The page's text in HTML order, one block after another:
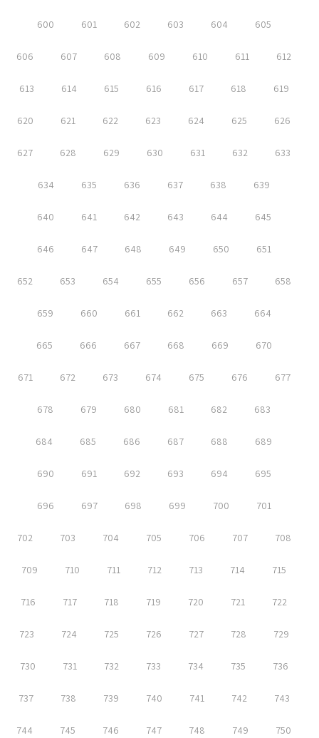
600 601 602 603 604 605
606 607 608 609 610 611 612
613 614 615 616 617 618 619
620 621 622 623 624 625 626
627 628 629 630 631 632 633
634 635 636 637 638 639
640 641 642 643 644 645
646 647 648 649 650 651
652 653 654 655 656 657 658
659 660 661 662 663 664
665 666 667 668 669 670
671 672 673 674 675 676 677
678 679 680 681 682 683
684 685 686 687 688 689
690 691 692 693 694 695
696 697 698 699 700 701
702 703 704 705 706 707 708
709 710 711 712 713 714 715
716 717 718 719 720 721 722
723 724 725 726 727 728 729
730 731 732 733 734 735 736
737 738 739 740 741 742 743
744 745 746 747 748 749 750